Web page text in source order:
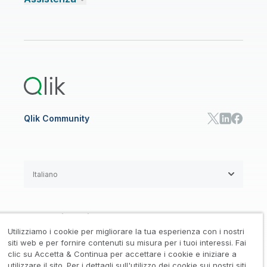
Qlik Cloud Analytics
Qlik Community
Accordi legali
Informativa su privacy e cookie /
Italiano
Utilizziamo i cookie per migliorare la tua esperienza con i nostri
siti web e per fornire contenuti su misura per i tuoi interessi. Fai
clic su Accetta & Continua per accettare i cookie e iniziare a
utilizzare il sito. Per i dettagli sull'utilizzo dei cookie sui nostri siti,